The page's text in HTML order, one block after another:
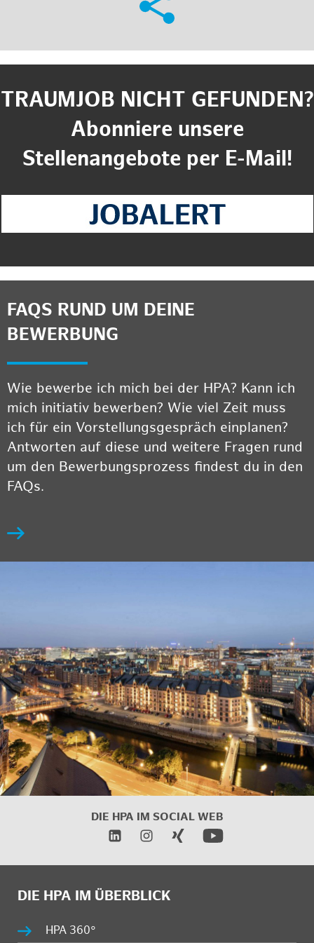
TRAUMJOB NICHT GEFUNDEN?
Abonniere unsere
Stellenangebote per E-Mail!
FAQS RUND UM DEINE
BEWERBUNG
Wie bewerbe ich mich bei der HPA? Kann ich
mich initiativ bewerben? Wie viel Zeit muss
ich für ein Vorstellungsgespräch einplanen?
Antworten auf diese und weitere Fragen rund
um den Bewerbungsprozess findest du in den
FAQs.
DIE HPA IM SOCIAL WEB
DIE HPA IM ÜBERBLICK
HPA 360°